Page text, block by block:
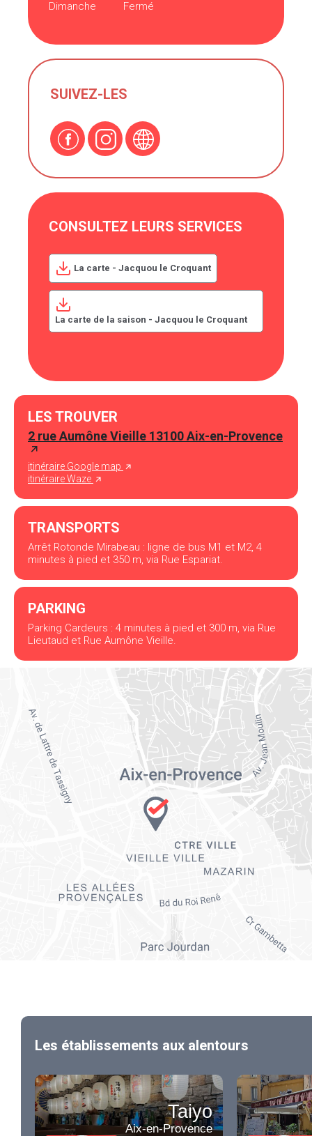
Dimanche Fermé
SUIVEZ-LES
CONSULTEZ LEURS SERVICES
La carte - Jacquou le Croquant
La carte de la saison - Jacquou le Croquant
LES TROUVER
2 rue Aumône Vieille 13100 Aix-en-Provence
itinéraire Google map
itinéraire Waze
TRANSPORTS
Arrêt Rotonde Mirabeau : ligne de bus M1 et M2, 4
minutes à pied et 350 m, via Rue Espariat.
PARKING
Parking Cardeurs : 4 minutes à pied et 300 m, via Rue
Lieutaud et Rue Aumône Vieille.
Les établissements aux alentours
Taiyo
Aix-en-Provence